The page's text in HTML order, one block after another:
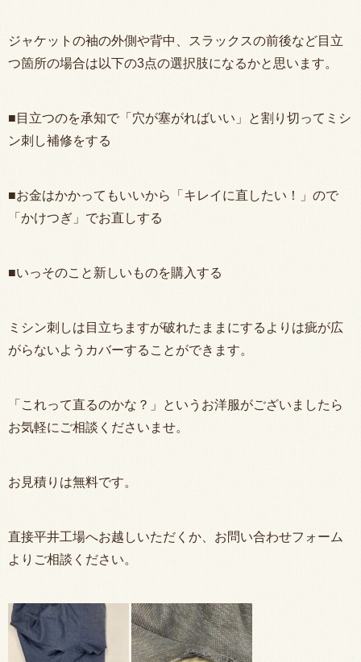
ジャケットの袖の外側や背中、スラックスの前後など目立
つ箇所の場合は以下の3点の選択肢になるかと思います。
■目立つのを承知で「穴が塞がればいい」と割り切ってミシ
ン刺し補修をする
■お金はかかってもいいから「キレイに直したい！」ので
「かけつぎ」でお直しする
■いっそのこと新しいものを購入する
ミシン刺しは目立ちますが破れたままにするよりは疵が広
がらないようカバーすることができます。
「これって直るのかな？」というお洋服がございましたら
お気軽にご相談くださいませ。
お見積りは無料です。
直接平井工場へお越しいただくか、お問い合わせフォーム
よりご相談ください。